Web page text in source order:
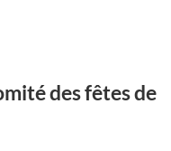
des fêtes de